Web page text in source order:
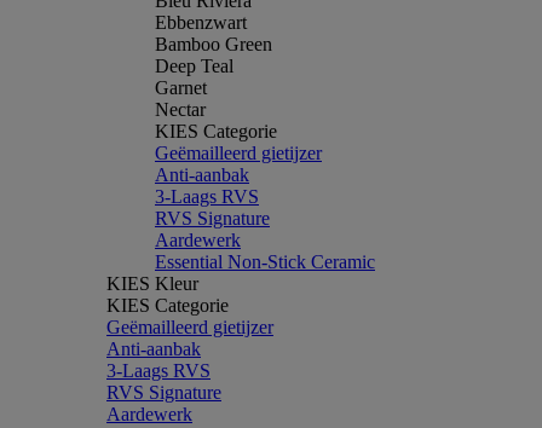
Ebbenzwart
Bamboo Green
Deep Teal
Garnet
Nectar
KIES Categorie
Geëmailleerd gietijzer
Anti-aanbak
3-Laags RVS
RVS Signature
Aardewerk
Essential Non-Stick Ceramic
KIES Kleur
KIES Categorie
Geëmailleerd gietijzer
Anti-aanbak
3-Laags RVS
RVS Signature
Aardewerk